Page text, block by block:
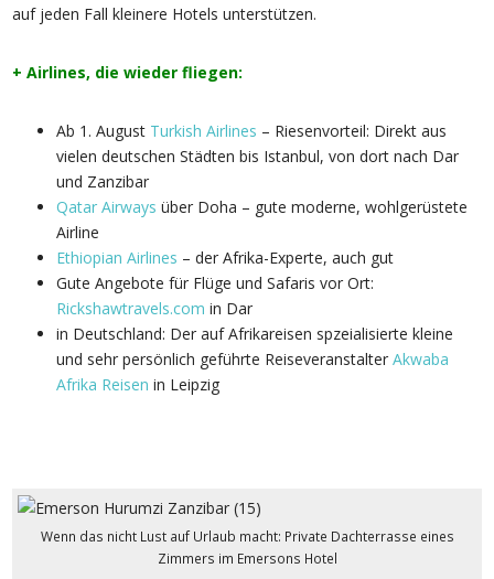
auf jeden Fall kleinere Hotels unterstützen.
+ Airlines, die wieder fliegen:
Ab 1. August Turkish Airlines – Riesenvorteil: Direkt aus
vielen deutschen Städten bis Istanbul, von dort nach Dar
und Zanzibar
Qatar Airways über Doha – gute moderne, wohlgerüstete
Airline
Ethiopian Airlines – der Afrika-Experte, auch gut
Gute Angebote für Flüge und Safaris vor Ort:
Rickshawtravels.com in Dar
in Deutschland: Der auf Afrikareisen spzeialisierte kleine
und sehr persönlich geführte Reiseveranstalter Akwaba
Afrika Reisen in Leipzig
Wenn das nicht Lust auf Urlaub macht: Private Dachterrasse eines
Zimmers im Emersons Hotel